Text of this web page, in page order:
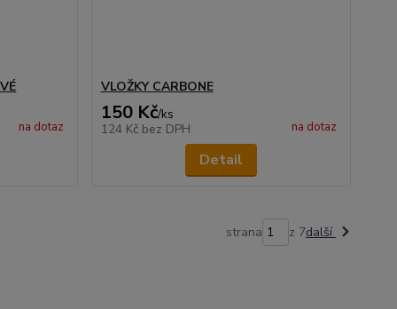
na dotaz
VLOŽKY CARBONE
150 Kč/ks
124 Kč bez DPH na dotaz
Detail
strana z 7další